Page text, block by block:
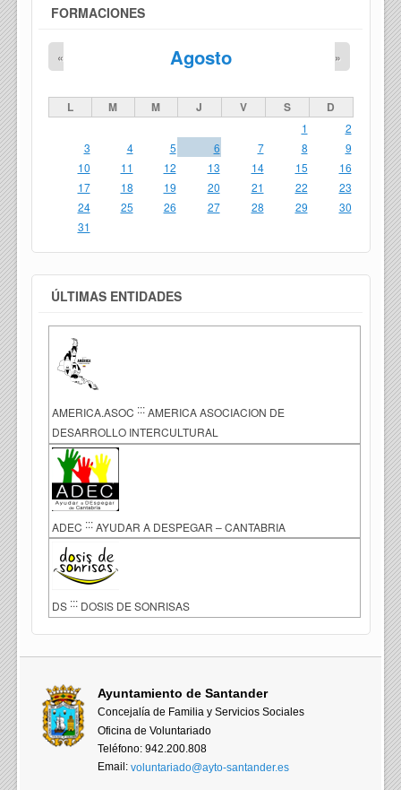
FORMACIONES
Agosto
« »
L M M J V S D
1
2
3
4 5 6 7 8
9
10
11 12 13 14 15
16
17
18 19 20 21 22
23
24
25 26 27 28 29
30
31
ÚLTIMAS ENTIDADES
AMERICA.ASOC ::: AMERICA ASOCIACION DE
DESARROLLO INTERCULTURAL
ADEC ::: AYUDAR A DESPEGAR – CANTABRIA
DS ::: DOSIS DE SONRISAS
Ayuntamiento de Santander
Concejalía de Familia y Servicios Sociales
Oficina de Voluntariado
Teléfono: 942.200.808
Email:voluntariado@ayto-santander.es